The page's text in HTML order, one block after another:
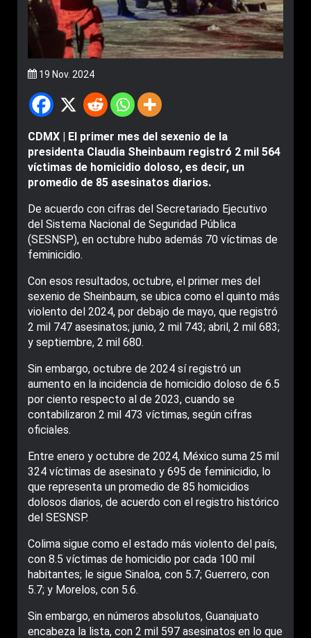
19 Nov. 2024
CDMX | El primer mes del sexenio de la
presidenta Claudia Sheinbaum registró 2 mil 564
víctimas de homicidio doloso, es decir, un
promedio de 85 asesinatos diarios.
De acuerdo con cifras del Secretariado Ejecutivo
del Sistema Nacional de Seguridad Pública
(SESNSP), en octubre hubo además 70 víctimas de
feminicidio.
Con esos resultados, octubre, el primer mes del
sexenio de Sheinbaum, se ubica como el quinto más
violento del 2024, por debajo de mayo, que registró
2 mil 747 asesinatos; junio, 2 mil 743; abril, 2 mil 683;
y septiembre, 2 mil 680.
Sin embargo, octubre de 2024 sí registró un
aumento en la incidencia de homicidio doloso de 6.5
por ciento respecto al de 2023, cuando se
contabilizaron 2 mil 473 víctimas, según cifras
oficiales.
Entre enero y octubre de 2024, México suma 25 mil
324 víctimas de asesinato y 695 de feminicidio, lo
que representa un promedio de 85 homicidios
dolosos diarios, de acuerdo con el registro histórico
del SESNSP.
Colima sigue como el estado más violento del país,
con 8.5 víctimas de homicidio por cada 100 mil
habitantes; le sigue Sinaloa, con 5.7; Guerrero, con
5.7; y Morelos, con 5.6.
Sin embargo, en números absolutos, Guanajuato
encabeza la lista, con 2 mil 597 asesinatos en lo que